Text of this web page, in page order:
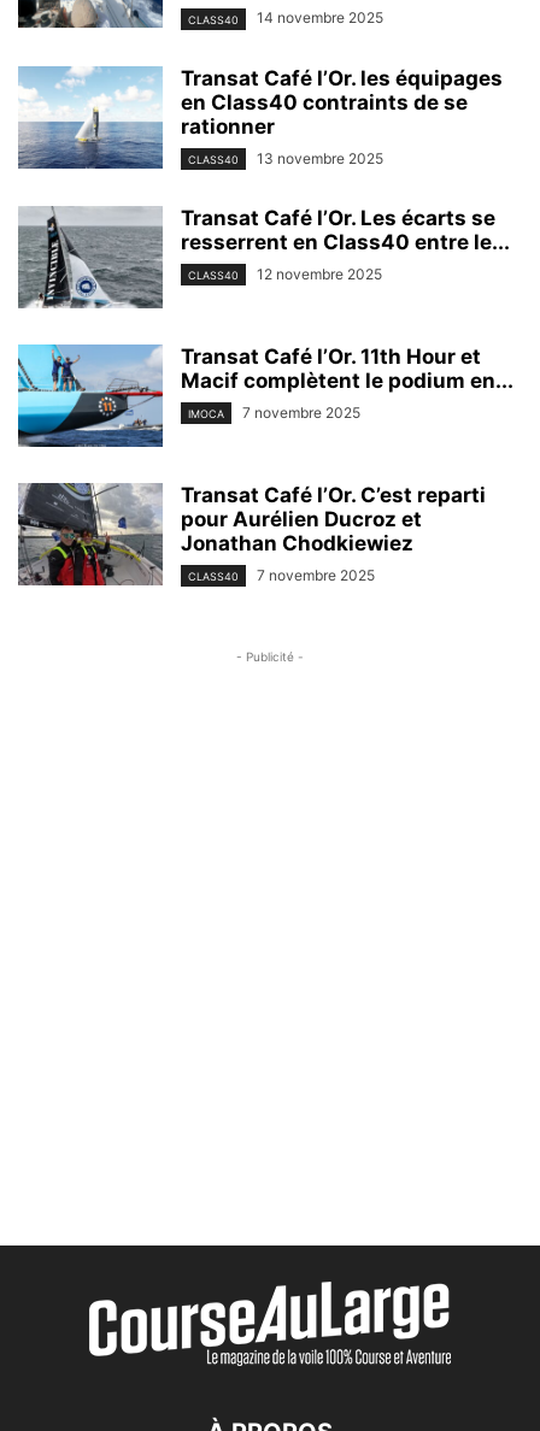
CLASS40 14 novembre 2025
Transat Café l’Or. les équipages
en Class40 contraints de se
rationner
CLASS40 13 novembre 2025
Transat Café l’Or. Les écarts se
resserrent en Class40 entre le...
CLASS40 12 novembre 2025
Transat Café l’Or. 11th Hour et
Macif complètent le podium en...
IMOCA 7 novembre 2025
Transat Café l’Or. C’est reparti
pour Aurélien Ducroz et
Jonathan Chodkiewiez
CLASS40 7 novembre 2025
- Publicité -